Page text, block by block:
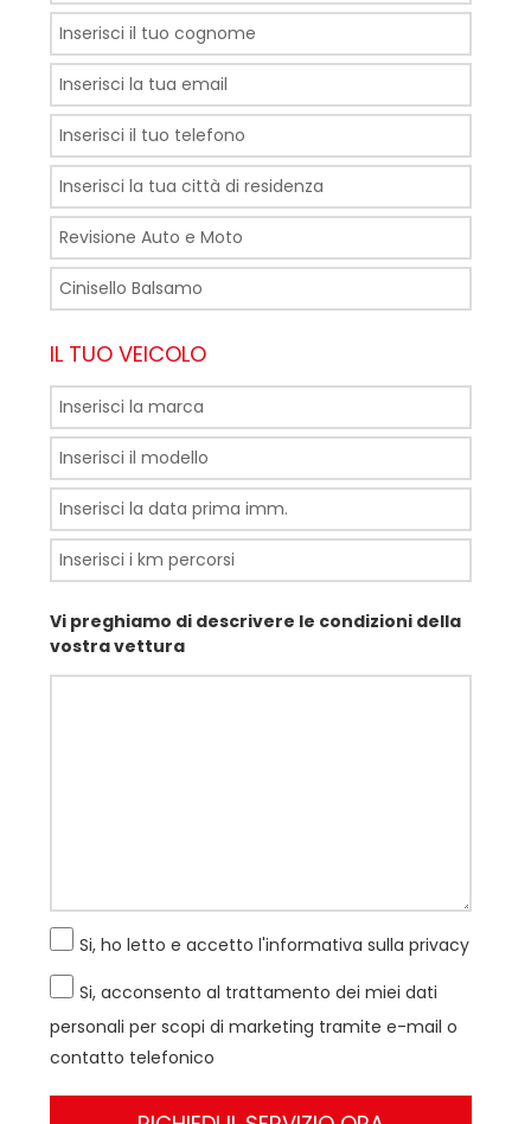
IL TUO VEICOLO
Vi preghiamo di descrivere le condizioni della
vostra vettura
Si, ho letto e accetto l'informativa sulla privacy
Si, acconsento al trattamento dei miei dati
personali per scopi di marketing tramite e-mail o
contatto telefonico